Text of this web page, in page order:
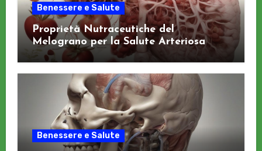
Benessere e Salute
Proprietà Nutraceutiche del
Melograno per la Salute Arteriosa
Benessere e Salute